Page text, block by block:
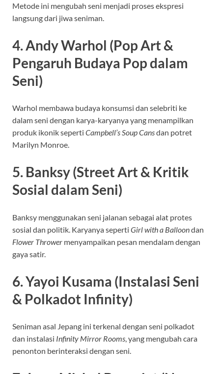
Metode ini mengubah seni menjadi proses ekspresi
langsung dari jiwa seniman.
4. Andy Warhol (Pop Art &
Pengaruh Budaya Pop dalam
Seni)
Warhol membawa budaya konsumsi dan selebriti ke
dalam seni dengan karya-karyanya yang menampilkan
produk ikonik seperti Campbell’s Soup Cansdan potret
Marilyn Monroe.
5. Banksy (Street Art & Kritik
Sosial dalam Seni)
Banksy menggunakan seni jalanan sebagai alat protes
sosial dan politik. Karyanya seperti Girl with a Balloondan
Flower Thrower menyampaikan pesan mendalam dengan
gaya satir.
6. Yayoi Kusama (Instalasi Seni
& Polkadot Infinity)
Seniman asal Jepang ini terkenal dengan seni polkadot
dan instalasi Infinity Mirror Rooms, yang mengubah cara
penonton berinteraksi dengan seni.